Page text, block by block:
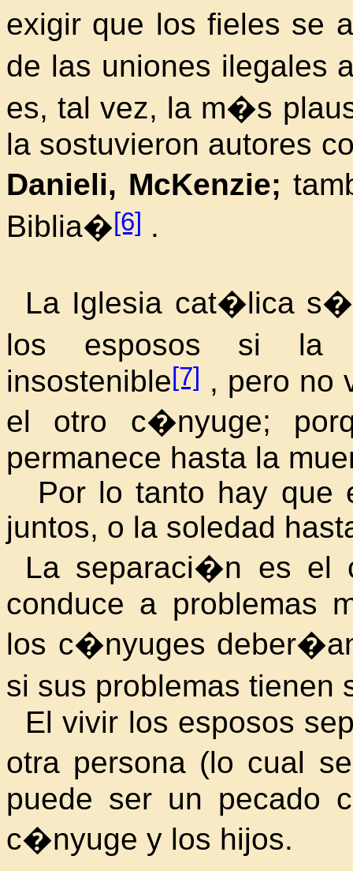
exigir que los fieles se
de las uniones
es, tal vez, la m�s
la sostuvieron autores
Danieli, McKenzie;
Biblia�[6] .
La Iglesia cat�lica
los esposos si la
insostenible[7] , pero no
el otro c�nyuge;
permanece hasta la
Por lo tanto hay que
juntos, o la soledad
La separaci�n es el
conduce a problemas
los c�nyuges
si sus problemas
El vivir los esposos
otra persona (lo cual
puede ser un pecado
c�nyuge y los hijos.